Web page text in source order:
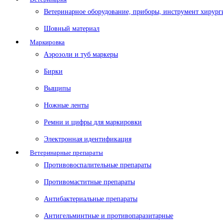
Ветеринарное оборудование, приборы, инструмент
Шовный материал
Маркировка
Аэрозоли и туб маркеры
Бирки
Выщипы
Ножные ленты
Ремни и цифры для маркировки
Электронная идентификация
Ветеринарные препараты
Противовоспалительные препараты
Противомаститные препараты
Антибактериальные препараты
Антигельминтные и противопаразитарные